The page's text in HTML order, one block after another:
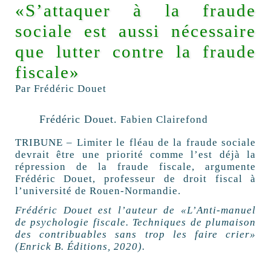
«S’attaquer à la fraude
sociale est aussi nécessaire
que lutter contre la fraude
fiscale»
Par Frédéric Douet
Frédéric Douet. Fabien Clairefond
TRIBUNE – Limiter le fléau de la fraude sociale
devrait être une priorité comme l’est déjà la
répression de la fraude fiscale, argumente
Frédéric Douet, professeur de droit fiscal à
l’université de Rouen-Normandie.
Frédéric Douet est l’auteur de «L’Anti-manuel
de psychologie fiscale. Techniques de plumaison
des contribuables sans trop les faire crier»
(Enrick B. Éditions, 2020).